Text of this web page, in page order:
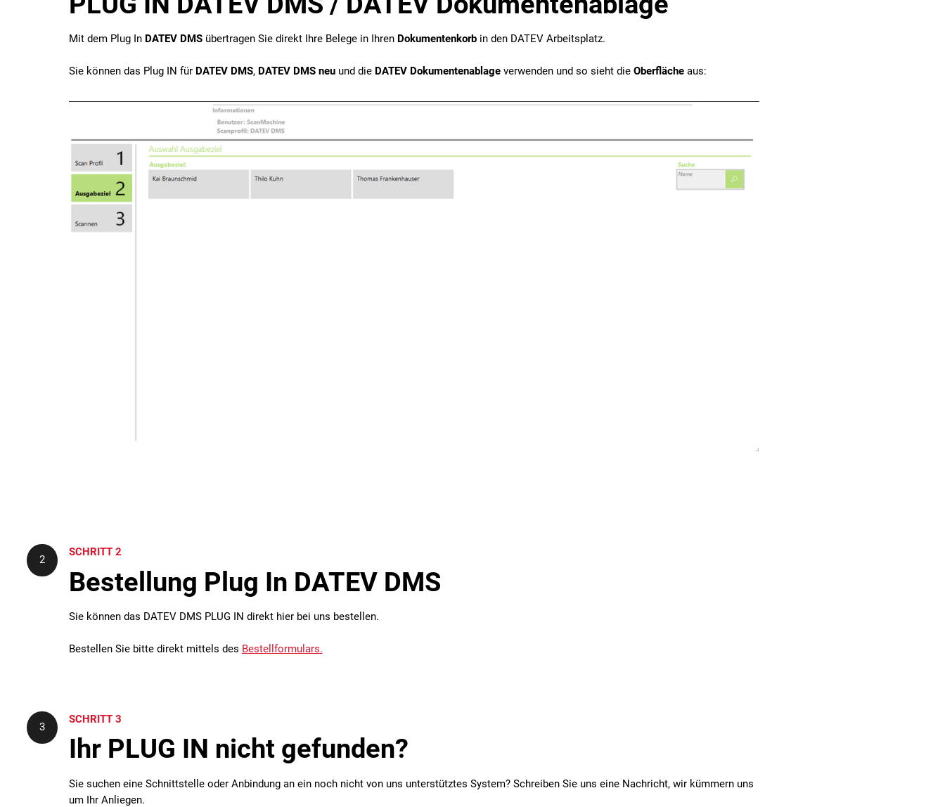
Mit dem Plug In DATEV DMS übertragen Sie direkt Ihre Belege in Ihren Dokumentenkorb in den DATEV Arbeitsplatz.
Sie können das Plug IN für DATEV DMS, DATEV DMS neuund die DATEV Dokumentenablageverwenden und so sieht die Oberfläche aus:
2
SCHRITT 2
Bestellung Plug In DATEV DMS
Sie können das DATEV DMS PLUG IN direkt hier bei uns bestellen.
Bestellen Sie bitte direkt mittels des Bestellformulars.
3
SCHRITT 3
Ihr PLUG IN nicht gefunden?
Sie suchen eine Schnittstelle oder Anbindung an ein noch nicht von uns unterstütztes System? Schreiben Sie uns eine Nachricht, wir kümmern uns
um Ihr Anliegen.